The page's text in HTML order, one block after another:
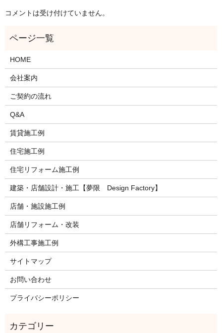
コメントは受け付けていません。
HOME
会社案内
ご契約の流れ
Q&A
賃貸施工例
住宅施工例
住宅リフォーム施工例
建築・店舗設計・施工【夢限 Design Factory】
店舗・施設施工例
店舗リフォーム・改装
外構工事施工例
サイトマップ
お問い合わせ
プライバシーポリシー